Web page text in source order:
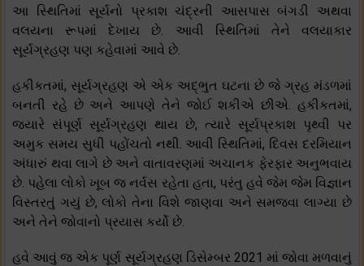
આ સ્થિતિમાં સૂર્યનો પ્રકાશ ચંદ્રની આસપાસ બંગડી અથવા
વલયના રૂપમાં દેખાય છે. આવી સ્થિતિમાં તેને વલયાકાર
સૂર્યગ્રહણ પણ કહેવામાં આવે છે.
હકીકતમાં, સૂર્યગ્રહણ એ એક અદ્ભુત ઘટના છે જે ગ્રહ મંડળમાં
બનતી રહે છે અને આપણે તેને જોઈ શકીએ છીએ. હકીકતમાં,
જ્યારે સંપૂર્ણ સૂર્યગ્રહણ થાય છે, ત્યારે સૂર્યપ્રકાશ પૃથ્વી પર
અમુક સમય સુધી પહોંચતો નથી. આવી સ્થિતિમાં, દિવસ દરમિયાન
અંધારું થવા લાગે છે અને વાતાવરણમાં અચાનક ફેરફાર અનુભવાય
છે. પહેલા લોકો ખૂબ જ નર્વસ રહેતા હતા, પરંતુ હવે જેમ જેમ વિજ્ઞાન
વિસ્તરતું ગયું છે, લોકો તેના વિશે જાણવા અને સમજવા લાગ્યા છે
અને તેને જોવાનો પ્રયાસ કર્યો છે.
હવે આવું જ એક પૂર્ણ સૂર્યગ્રહણ ડિસેમ્બર 2021 માં જોવા મળવાનું